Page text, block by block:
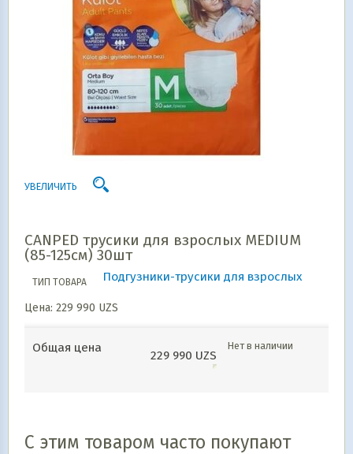
УВЕЛИЧИТЬ
CANPED трусики для взрослых MEDIUM
(85-125см) 30шт
ТИП ТОВАРА Подгузники-трусики для взрослых
Цена: 229 990 UZS
Общая цена
229 990 UZS
Нет в наличии
С этим товаром часто покупают